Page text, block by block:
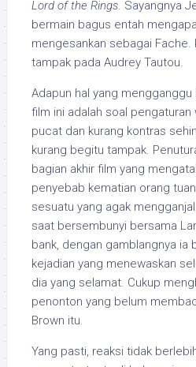
Lord of the Rings. Sayangnya
bermain bagus entah
mengesankan sebagai Fache.
tampak pada Audrey Tautou.
Adapun hal yang
film ini adalah soal
pucat dan kurang kontras
kurang begitu tampak.
bagian akhir film yang
penyebab kematian orang
sesuatu yang agak
saat bersembunyi bersama
bank, dengan gamblangnya ia
kejadian yang menewaskan
dia yang selamat. Cukup
penonton yang belum
Brown itu.
Yang pasti, reaksi tidak